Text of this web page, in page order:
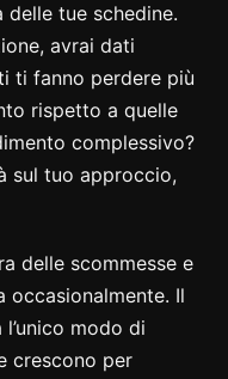
tue schedine.
avrai dati
ti fanno perdere più
rispetto a quelle
complessivo?
sul tuo approccio,
delle scommesse e
occasionalmente. Il
modo di
crescono per